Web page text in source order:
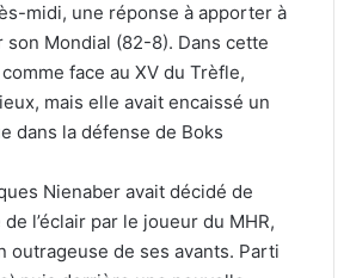
midi, une réponse à apporter à
Mondial (82-8). Dans cette
face au XV du Trèfle,
mais elle avait encaissé un
dans la défense de Boks
Nienaber avait décidé de
l’éclair par le joueur du MHR,
outrageuse de ses avants. Parti